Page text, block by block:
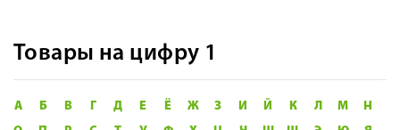
Товары на цифру 1
А Б В Г Д Е Ё Ж З И Й К Л М
Н